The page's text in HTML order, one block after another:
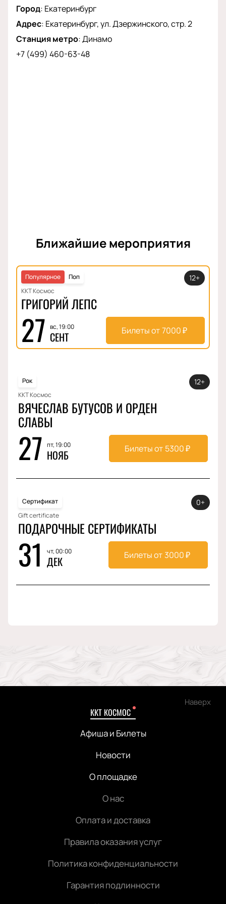
Город: Екатеринбург
Адрес: Екатеринбург, ул. Дзержинского, стр. 2
Станция метро:Динамо
+7 (499) 460-63-48
Ближайшие мероприятия
Поп
Популярное
ККТ Космос
ГРИГОРИЙ ЛЕПС
27 вс, 19:00
СЕНТ
12+
Билеты от7000₽
Рок
ККТ Космос
ВЯЧЕСЛАВ БУТУСОВ И ОРДЕН
СЛАВЫ
27 пт, 19:00
НОЯБ
12+
Билеты от 5300₽
Сертификат
Gift certificate
ПОДАРОЧНЫЕ СЕРТИФИКАТЫ
31 чт, 00:00
ДЕК
0+
Билеты от 3000₽
Наверх
ККТ КОСМОС
Афиша и Билеты
Новости
О площадке
О нас
Оплата и доставка
Правила оказания услуг
Политика конфиденциальности
Гарантия подлинности